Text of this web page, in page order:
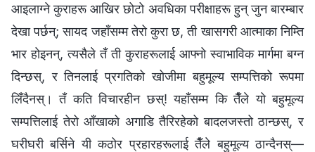
आइलाग्‍ने कुराहरू आखिर छोटो अवधिका परीक्षाहरू हुन् जुन बारम्बार
देखा पर्छन्; सायद जहाँसम्म तेरो कुरा छ, ती खासगरी आत्माका निम्ति
भार होइनन्, त्यसैले तँ ती कुराहरूलाई आफ्नो स्वाभाविक मार्गमा बग्न
दिन्छस्, र तिनलाई प्रगतिको खोजीमा बहुमूल्य सम्पत्तिको रूपमा
लिँदैनस्। तँ कति विचारहीन छस्! यहाँसम्म कि तैँले यो बहुमूल्य
सम्पत्तिलाई तेरो आँखाको अगाडि तैरिरहेको बादलजस्तो ठान्छस्, र
घरीघरी बर्सिने यी कठोर प्रहारहरूलाई तैँले बहुमूल्य ठान्दैनस्—